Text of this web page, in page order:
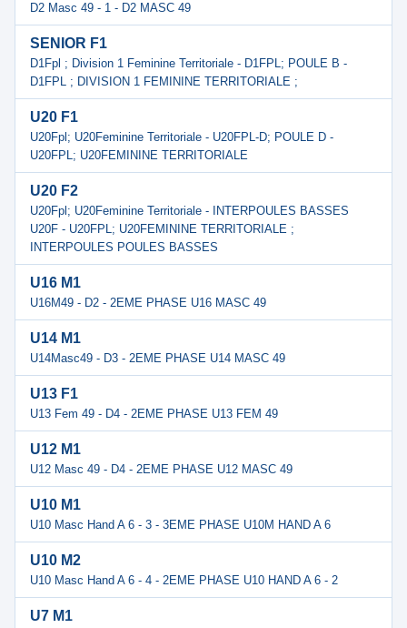
D2 Masc 49 - 1 - D2 MASC 49
SENIOR F1
D1Fpl ; Division 1 Feminine Territoriale - D1FPL; POULE B -
D1FPL ; DIVISION 1 FEMININE TERRITORIALE ;
U20 F1
U20Fpl; U20Feminine Territoriale - U20FPL-D; POULE D -
U20FPL; U20FEMININE TERRITORIALE
U20 F2
U20Fpl; U20Feminine Territoriale - INTERPOULES BASSES
U20F - U20FPL; U20FEMININE TERRITORIALE ;
INTERPOULES POULES BASSES
U16 M1
U16M49 - D2 - 2EME PHASE U16 MASC 49
U14 M1
U14Masc49 - D3 - 2EME PHASE U14 MASC 49
U13 F1
U13 Fem 49 - D4 - 2EME PHASE U13 FEM 49
U12 M1
U12 Masc 49 - D4 - 2EME PHASE U12 MASC 49
U10 M1
U10 Masc Hand A 6 - 3 - 3EME PHASE U10M HAND A 6
U10 M2
U10 Masc Hand A 6 - 4 - 2EME PHASE U10 HAND A 6 - 2
U7 M1